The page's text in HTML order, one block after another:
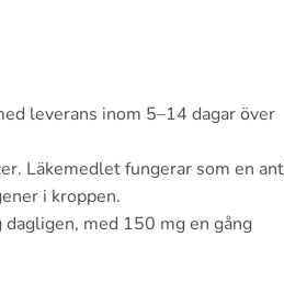
leverans inom 5–14 dagar över
Läkemedlet fungerar som en
i kroppen.
dagligen, med 150 mg en gång